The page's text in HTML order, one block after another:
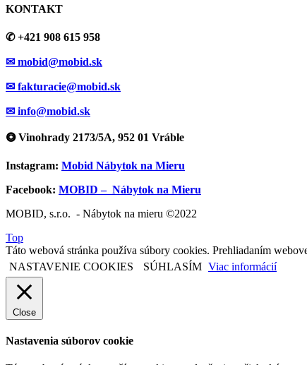
KONTAKT
✆ +421 908 615 958
✉ mobid@mobid.sk
✉ fakturacie@mobid.sk
✉ info@mobid.sk
⭗ Vinohrady 2173/5A, 952 01 Vráble
Instagram: Mobid Nábytok na Mieru
Facebook: MOBID – Nábytok na Mieru
MOBID, s.r.o. - Nábytok na mieru ©2022
Top
Táto webová stránka používa súbory cookies. Prehliadaním
NASTAVENIE COOKIES
SÚHLASÍM Viac informácií
Close
Nastavenia súborov cookie